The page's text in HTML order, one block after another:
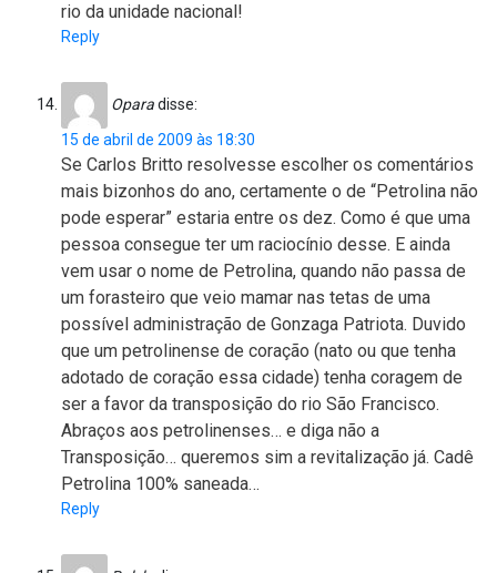
rio da unidade nacional!
Reply
Oparadisse:
15 de abril de 2009 às 18:30
Se Carlos Britto resolvesse escolher os comentários
mais bizonhos do ano, certamente o de “Petrolina não
pode esperar” estaria entre os dez. Como é que uma
pessoa consegue ter um raciocínio desse. E ainda
vem usar o nome de Petrolina, quando não passa de
um forasteiro que veio mamar nas tetas de uma
possível administração de Gonzaga Patriota. Duvido
que um petrolinense de coração (nato ou que tenha
adotado de coração essa cidade) tenha coragem de
ser a favor da transposição do rio São Francisco.
Abraços aos petrolinenses… e diga não a
Transposição… queremos sim a revitalização já. Cadê
Petrolina 100% saneada…
Reply